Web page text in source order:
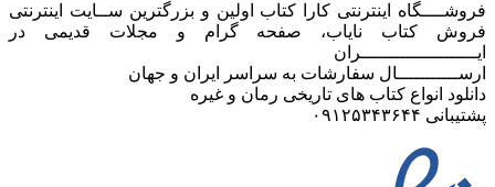
فروشــــگاه اینترنتی کارا کتاب اولین و بزرگترین ســایت اینترنتی
فروش کتاب نایاب، صفحه گرام و مجلات قدیمی در
ایـــــــــــــــــــــران
ارســـــــــــال سفارشات به سراسر ایران و جهان
دانلود انواع کتاب های تاریخی رمان و غیره
پشتیبانی ۰۹۱۲۵۳۴۳۶۴۴